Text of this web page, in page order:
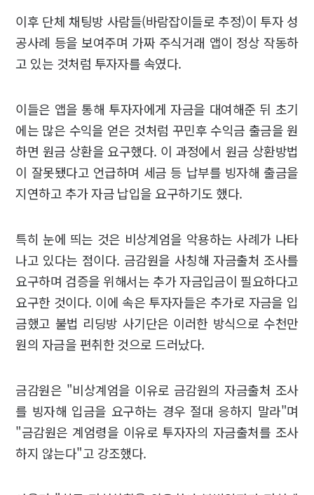
이후 단체 채팅방 사람들(바람잡이들로 추정)이 투자 성
공사례 등을 보여주며 가짜 주식거래 앱이 정상 작동하
고 있는 것처럼 투자자를 속였다.
이들은 앱을 통해 투자자에게 자금을 대여해준 뒤 초기
에는 많은 수익을 얻은 것처럼 꾸민후 수익금 출금을 원
하면 원금 상환을 요구했다. 이 과정에서 원금 상환방법
이 잘못됐다고 언급하며 세금 등 납부를 빙자해 출금을
지연하고 추가 자금 납입을 요구하기도 했다.
특히 눈에 띄는 것은 비상계엄을 악용하는 사례가 나타
나고 있다는 점이다. 금감원을 사칭해 자금출처 조사를
요구하며 검증을 위해서는 추가 자금입금이 필요하다고
요구한 것이다. 이에 속은 투자자들은 추가로 자금을 입
금했고 불법 리딩방 사기단은 이러한 방식으로 수천만
원의 자금을 편취한 것으로 드러났다.
금감원은 "비상계엄을 이유로 금감원의 자금출처 조사
를 빙자해 입금을 요구하는 경우 절대 응하지 말라"며
"금감원은 계엄령을 이유로 투자자의 자금출처를 조사
하지 않는다"고 강조했다.